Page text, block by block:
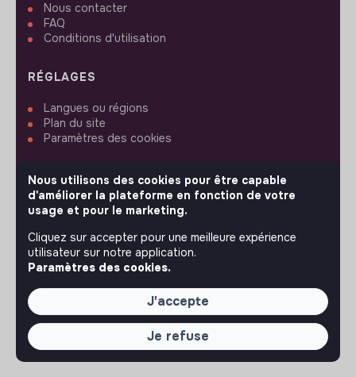
Nous contacter
FAQ
Conditions d'utilisation
RÉGLAGES
Langues ou régions
Plan du site
Paramètres des cookies
SUIVEZ-NOUS
Nous utilisons des cookies pour être capable
d'améliorer la plateforme en fonction de votre
usage et pour le marketing.
Cliquez sur accepter pour une meilleure expérience
utilisateur sur notre application.
Paramètres des cookies.
J'accepte
Je refuse